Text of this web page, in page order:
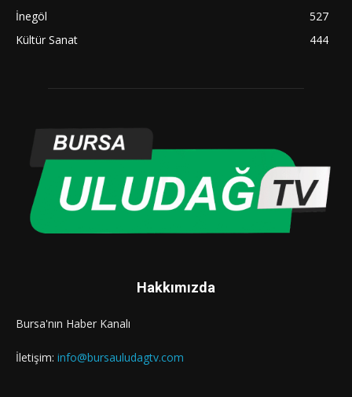
İnegöl
527
Kültür Sanat
444
Hakkımızda
Bursa'nın Haber Kanalı
İletişim: info@bursauludagtv.com